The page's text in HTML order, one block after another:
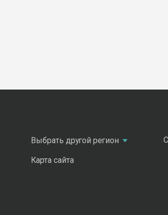
Выбрать другой регион
Карта сайта